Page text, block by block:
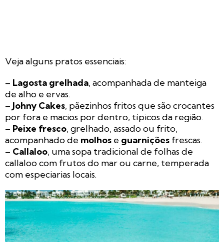
Veja alguns pratos essenciais:
– Lagosta grelhada, acompanhada de manteiga
de alho e ervas.
– Johny Cakes, pãezinhos fritos que são crocantes
por fora e macios por dentro, típicos da região.
– Peixe fresco, grelhado, assado ou frito,
acompanhado de molhos e guarnições frescas.
– Callaloo, uma sopa tradicional de folhas de
callaloo com frutos do mar ou carne, temperada
com especiarias locais.